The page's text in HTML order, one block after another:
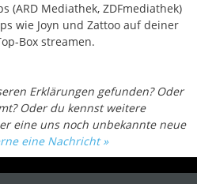
(ARD Mediathek, ZDFmediathek)
wie Joyn und Zattoo auf deiner
Box streamen.
Erklärungen gefunden? Oder
Oder du kennst weitere
eine uns noch unbekannte neue
eine Nachricht »